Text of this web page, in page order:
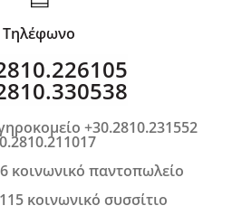
Τηλέφωνο
+30.2810.231552
κοινωνικό παντοπωλείο
κοινωνικό συσσίτιο